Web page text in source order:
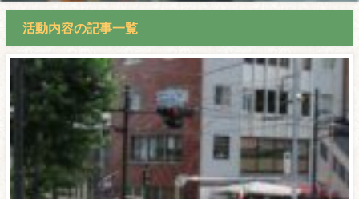
活動内容の記事一覧